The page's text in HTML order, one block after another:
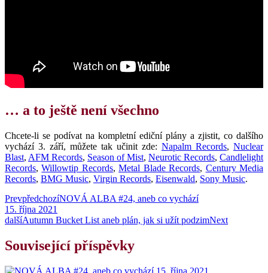
… a to ještě není všechno
Chcete-li se podívat na kompletní ediční plány a zjistit, co dalšího
vychází 3. září, můžete tak učinit zde: Napalm Records, Nuclear
Blast, AFM Records, Season of Mist, Neurotic Records, Candlelight
Records,Willowtip Records,Metal Blade Records, Century Media
Records, BMG Music, Virgin Records, Eisenwald, Sony Music.
PrevpředchozíNOVÁ ALBA #24, aneb co vychází
15. října 2021
dalšíAutumn Bucket List aneb plán, jak si užít podzimNext
Související příspěvky